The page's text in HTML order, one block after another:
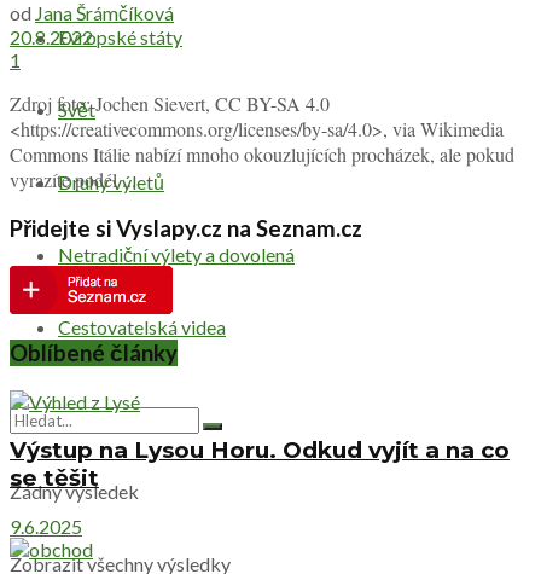
Evropské státy
Svět
Druhy výletů
Netradiční výlety a dovolená
Cestovatelská videa
Žádný výsledek
Zobrazit všechny výsledky
od Jana Šrámčíková
20.8.2022
1
Zdroj foto: Jochen Sievert, CC BY-SA 4.0
<https://creativecommons.org/licenses/by-sa/4.0>, via Wikimedia
Commons Itálie nabízí mnoho okouzlujících procházek, ale pokud
vyrazíte podél ...
Přidejte si Vyslapy.cz na Seznam.cz
Oblíbené články
Výstup na Lysou Horu. Odkud vyjít a na co
se těšit
9.6.2025